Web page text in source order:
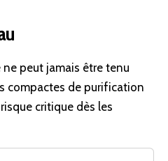
peut jamais être tenu
compactes de purification
critique dès les